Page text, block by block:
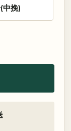
中挽)